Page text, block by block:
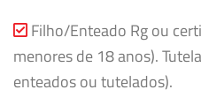
Filho/Enteado Rg ou
menores de 18 anos).
enteados ou tutelados).